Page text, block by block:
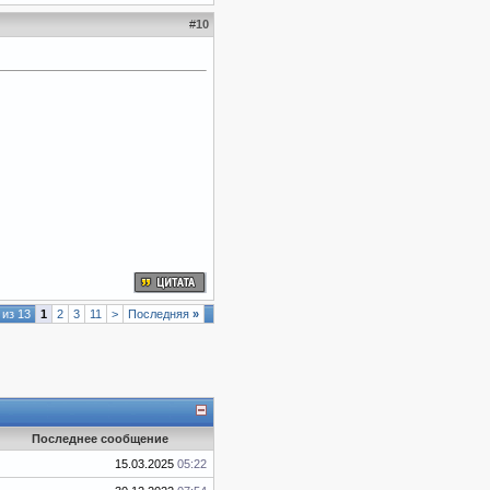
#10
13 1 2 3 11 > Последняя »
Последнее сообщение
15.03.2025 05:22